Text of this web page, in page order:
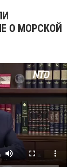
О МОРСКОЙ